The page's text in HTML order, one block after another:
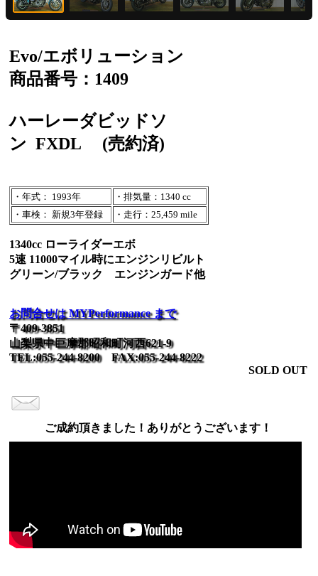
Evo/エボリューション
商品番号：1409
ハーレーダビッドソ
ン FXDL (売約済)
・年式： 1993年
・排気量：1340 cc
・車検： 新規3年登録
・走行：25,459 mile
1340cc ローライダーエボ
5速 11000マイル時にエンジンリビルト
グリーン/ブラック エンジンガード他
お問合せは MYPerformance まで
〒409-3851
山梨県中巨摩郡昭和町河西621-9
TEL:055-244-8200 FAX:055-244-8222
SOLD OUT
ご成約頂きました！ありがとうございます！